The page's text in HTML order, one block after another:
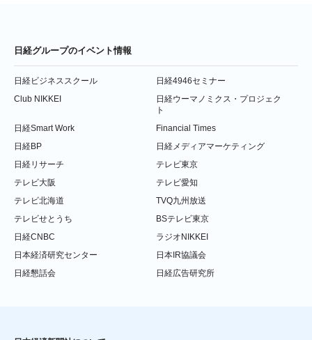
日経グループのイベント情報
日経ビジネススクール
日経4946セミナー
Club NIKKEI
日経ウーマノミクス・プロジェク
ト
日経Smart Work
Financial Times
日経BP
日経メディアマーケティング
日経リサーチ
テレビ東京
テレビ大阪
テレビ愛知
テレビ北海道
TVQ九州放送
テレビせとうち
BSテレビ東京
日経CNBC
ラジオNIKKEI
日本経済研究センター
日本IR協議会
日経懇話会
日経広告研究所